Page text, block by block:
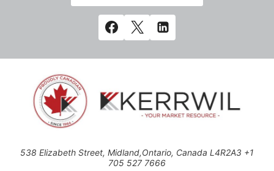
538 Elizabeth Street, Midland,Ontario, Canada L4R2A3 +1
705 527 7666